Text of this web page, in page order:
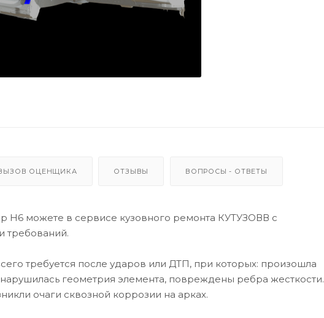
ОЦЕНЩИКА ОТЗЫВЫ ВОПРОСЫ - ОТВЕТЫ
Н6 можете в сервисе кузовного ремонта КУТУЗОВВ с
требований.
требуется после ударов или ДТП, при которых: произошла
геометрия элемента, повреждены ребра жесткости.
очаги сквозной коррозии на арках.